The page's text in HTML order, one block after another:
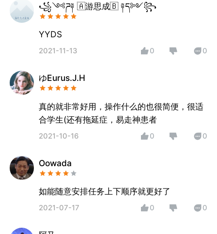
꧁༺ཌ༈ 🇦游思成🇧 ༈ད༻꧂
YYDS
2021-11-13 0 0
ゆEurus.J.H
真的就非常好用，操作什么的也很简便，很适
合学生(还有拖延症，易走神患者
2021-10-16 0 0
Oowada
如能随意安排任务上下顺序就更好了
2021-07-17 0 0